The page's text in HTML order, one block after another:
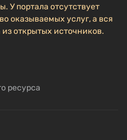
У портала отсутствует
оказываемых услуг, а вся
открытых источников.
ресурса